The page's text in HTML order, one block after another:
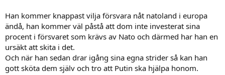
Han kommer knappast vilja försvara nåt natoland i europa
ändå, han kommer väl påstå att dom inte investerat sina
procent i försvaret som krävs av Nato och därmed har han en
ursäkt att skita i det.
Och när han sedan drar igång sina egna strider så kan han
gott sköta dem själv och tro att Putin ska hjälpa honom.